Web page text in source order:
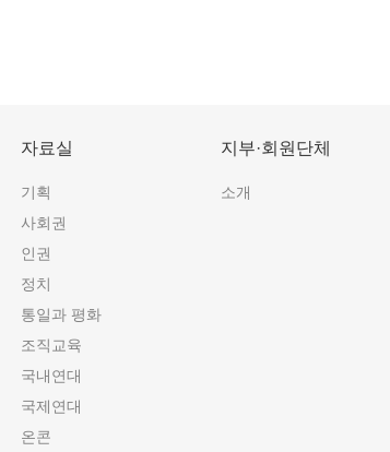
자료실
기획
사회권
인권
정치
통일과 평화
조직교육
국내연대
국제연대
온콘
지부·회원단체
소개